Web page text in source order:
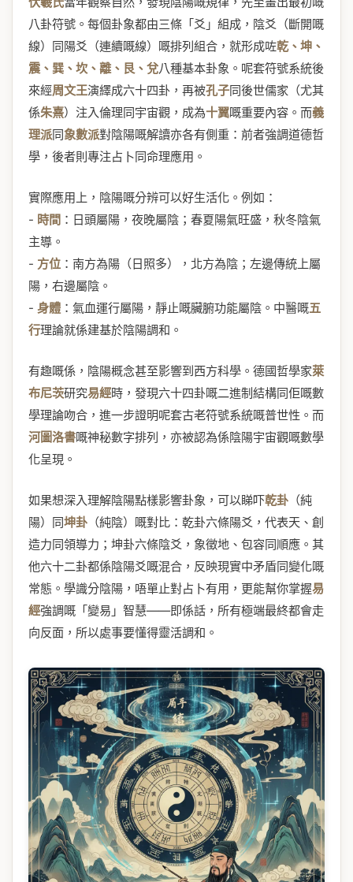
八卦符號。每個卦象都由三條「爻」組成，陰爻（斷開嘅
線）同陽爻（連續嘅線）嘅排列組合，就形成咗乾、坤、
震、巽、坎、離、艮、兌八種基本卦象。呢套符號系統後
來經周文王演繹成六十四卦，再被孔子同後世儒家（尤其
係朱熹）注入倫理同宇宙觀，成為十翼嘅重要內容。而義
理派同象數派對陰陽嘅解讀亦各有側重：前者強調道德哲
學，後者則專注占卜同命理應用。
實際應用上，陰陽嘅分辨可以好生活化。例如：
- 時間 ：日頭屬陽，夜晚屬陰；春夏陽氣旺盛，秋冬陰氣
主導。
- 方位 ：南方為陽（日照多），北方為陰；左邊傳統上屬
陽，右邊屬陰。
- 身體 ：氣血運行屬陽，靜止嘅臟腑功能屬陰。中醫嘅五
行理論就係建基於陰陽調和。
有趣嘅係，陰陽概念甚至影響到西方科學。德國哲學家萊
布尼茨研究易經時，發現六十四卦嘅二進制結構同佢嘅數
學理論吻合，進一步證明呢套古老符號系統嘅普世性。而
河圖洛書嘅神秘數字排列，亦被認為係陰陽宇宙觀嘅數學
化呈現。
如果想深入理解陰陽點樣影響卦象，可以睇吓乾卦 （純
陽）同坤卦 （純陰）嘅對比：乾卦六條陽爻，代表天、創
造力同領導力；坤卦六條陰爻，象徵地、包容同順應。其
他六十二卦都係陰陽爻嘅混合，反映現實中矛盾同變化嘅
常態。學識分陰陽，唔單止對占卜有用，更能幫你掌握易
經強調嘅「變易」智慧——即係話，所有極端最終都會走
向反面，所以處事要懂得靈活調和。